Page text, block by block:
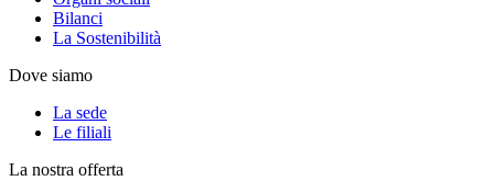
Bilanci
La Sostenibilità
Dove siamo
La sede
Le filiali
La nostra offerta